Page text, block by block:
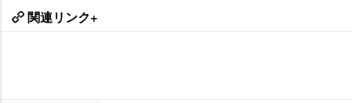
関連リンク+